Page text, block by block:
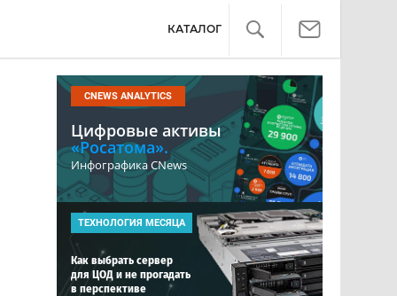
КАТАЛОГ
CNEWS ANALYTICS
Цифровые активы
«Росатома».
Инфографика CNews
ТЕХНОЛОГИЯ МЕСЯЦА
Как выбрать сервер
для ЦОД и не прогадать
в перспективе